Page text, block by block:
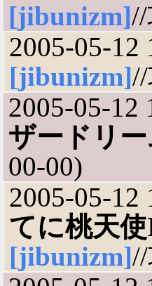
[jibunizm]
2005-05-12
[jibunizm]
2005-05-12
ザードリ
00-00)
2005-05-12
てに桃天
[jibunizm]